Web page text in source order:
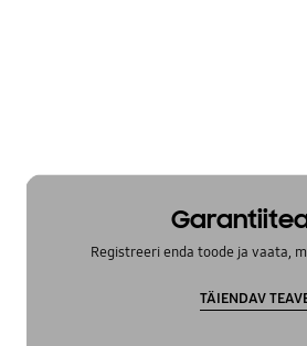
Registreeri enda toode ja vaata,
TÄIENDAV